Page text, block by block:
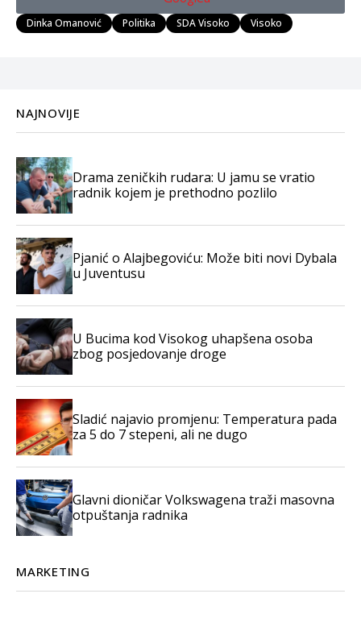
Dinka Omanović Politika SDA Visoko Visoko
NAJNOVIJE
Drama zeničkih rudara: U jamu se vratio
radnik kojem je prethodno pozlilo
Pjanić o Alajbegoviću: Može biti novi Dybala
u Juventusu
U Bucima kod Visokog uhapšena osoba
zbog posjedovanje droge
Sladić najavio promjenu: Temperatura pada
za 5 do 7 stepeni, ali ne dugo
Glavni dioničar Volkswagena traži masovna
otpuštanja radnika
MARKETING